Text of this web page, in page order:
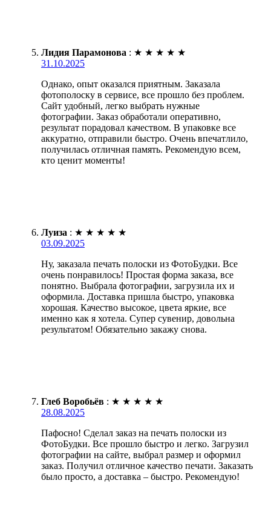
Лидия Парамонова : ★ ★ ★ ★ ★
31.10.2025
Однако, опыт оказался приятным. Заказала
фотополоску в сервисе, все прошло без проблем.
Сайт удобный, легко выбрать нужные
фотографии. Заказ обработали оперативно,
результат порадовал качеством. В упаковке все
аккуратно, отправили быстро. Очень впечатлило,
получилась отличная память. Рекомендую всем,
кто ценит моменты!
Луиза : ★ ★ ★ ★ ★
03.09.2025
Ну, заказала печать полоски из ФотоБудки. Все
очень понравилось! Простая форма заказа, все
понятно. Выбрала фотографии, загрузила их и
оформила. Доставка пришла быстро, упаковка
хорошая. Качество высокое, цвета яркие, все
именно как я хотела. Супер сувенир, довольна
результатом! Обязательно закажу снова.
Глеб Воробьёв : ★ ★ ★ ★ ★
28.08.2025
Пафосно! Сделал заказ на печать полоски из
ФотоБудки. Все прошло быстро и легко. Загрузил
фотографии на сайте, выбрал размер и оформил
заказ. Получил отличное качество печати. Заказать
было просто, а доставка – быстро. Рекомендую!